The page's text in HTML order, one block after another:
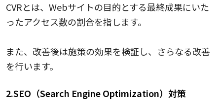
CVRとは、Webサイトの目的とする最終成果にいた
ったアクセス数の割合を指します。
また、改善後は施策の効果を検証し、さらなる改善
を行います。
2.SEO（Search Engine Optimization）対策